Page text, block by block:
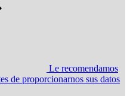
Le recomendamos
de proporcionarnos sus datos